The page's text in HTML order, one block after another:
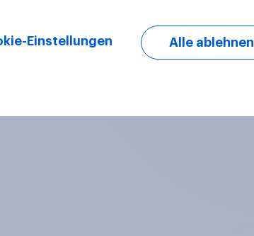
Einstellungen Alle ablehnen